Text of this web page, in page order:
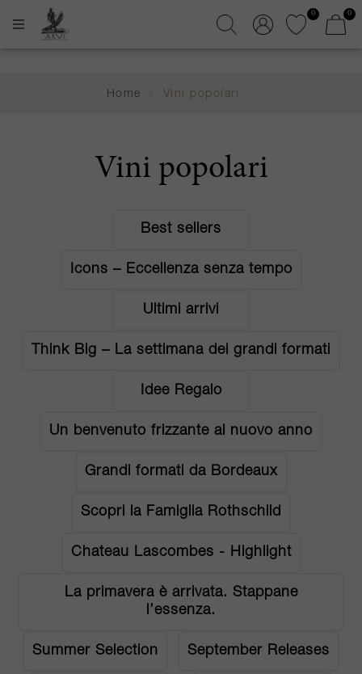
0 0
Home Vini popolari
Vini popolari
Best sellers
Icons – Eccellenza senza tempo
Ultimi arrivi
Think Big – La settimana dei grandi formati
Idee Regalo
Un benvenuto frizzante al nuovo anno
Grandi formati da Bordeaux
Scopri la Famiglia Rothschild
Chateau Lascombes - Highlight
La primavera è arrivata. Stappane
l’essenza.
Summer Selection September Releases